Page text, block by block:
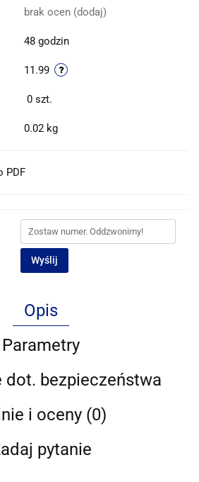
brak ocen (dodaj)
48 godzin
11.99
0 szt.
0.02 kg
PDF
Wyślij
Opis
Parametry
dot. bezpieczeństwa
i oceny (0)
pytanie